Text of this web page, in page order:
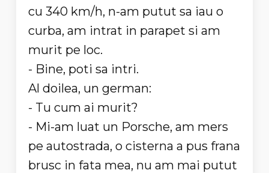
cu 340 km/h, n-am putut sa iau o
curba, am intrat in parapet si am
murit pe loc.
- Bine, poti sa intri.
Al doilea, un german:
- Tu cum ai murit?
- Mi-am luat un Porsche, am mers
pe autostrada, o cisterna a pus frana
brusc in fata mea, nu am mai putut